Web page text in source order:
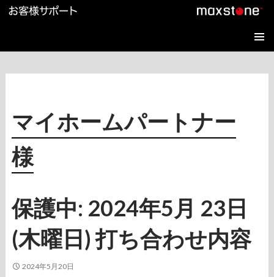
マイホームパートナー
様
保護中: 2024年5月 23日
(木曜日) 打ち合わせ内容
2024年5月20日